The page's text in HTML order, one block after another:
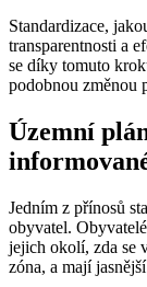
Standardizace,
transparentnosti a
se díky tomuto
podobnou změnou
Územní
Jedním z přínosů
obyvatel.
jejich okolí, zda se
zóna, a mají